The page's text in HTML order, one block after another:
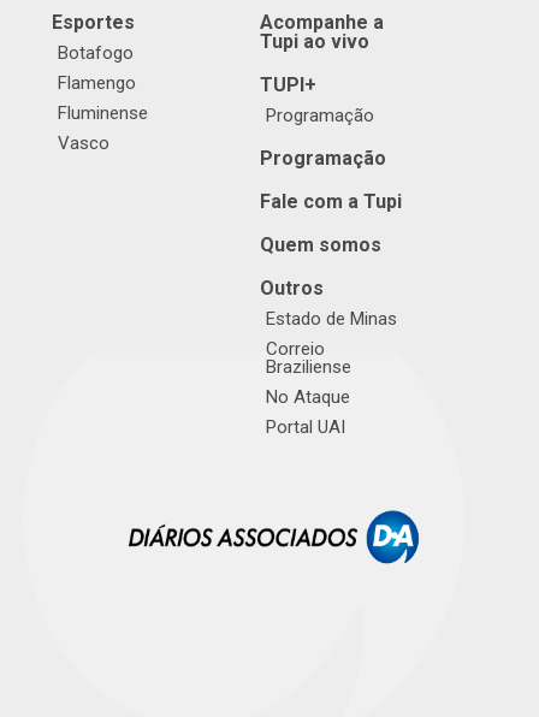
Esportes
Botafogo
Flamengo
Fluminense
Vasco
Acompanhe a
Tupi ao vivo
TUPI+
Programação
Programação
Fale com a Tupi
Quem somos
Outros
Estado de Minas
Correio
Braziliense
No Ataque
Portal UAI